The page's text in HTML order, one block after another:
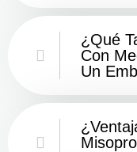
¿Qué
Con
Un